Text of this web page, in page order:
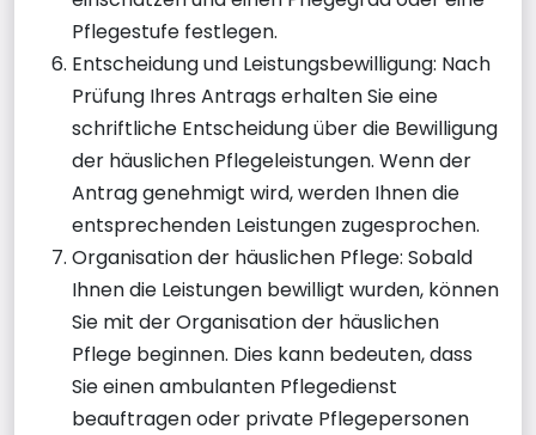
Pflegestufe festlegen.
Entscheidung und Leistungsbewilligung: Nach
Prüfung Ihres Antrags erhalten Sie eine
schriftliche Entscheidung über die Bewilligung
der häuslichen Pflegeleistungen. Wenn der
Antrag genehmigt wird, werden Ihnen die
entsprechenden Leistungen zugesprochen.
Organisation der häuslichen Pflege: Sobald
Ihnen die Leistungen bewilligt wurden, können
Sie mit der Organisation der häuslichen
Pflege beginnen. Dies kann bedeuten, dass
Sie einen ambulanten Pflegedienst
beauftragen oder private Pflegepersonen